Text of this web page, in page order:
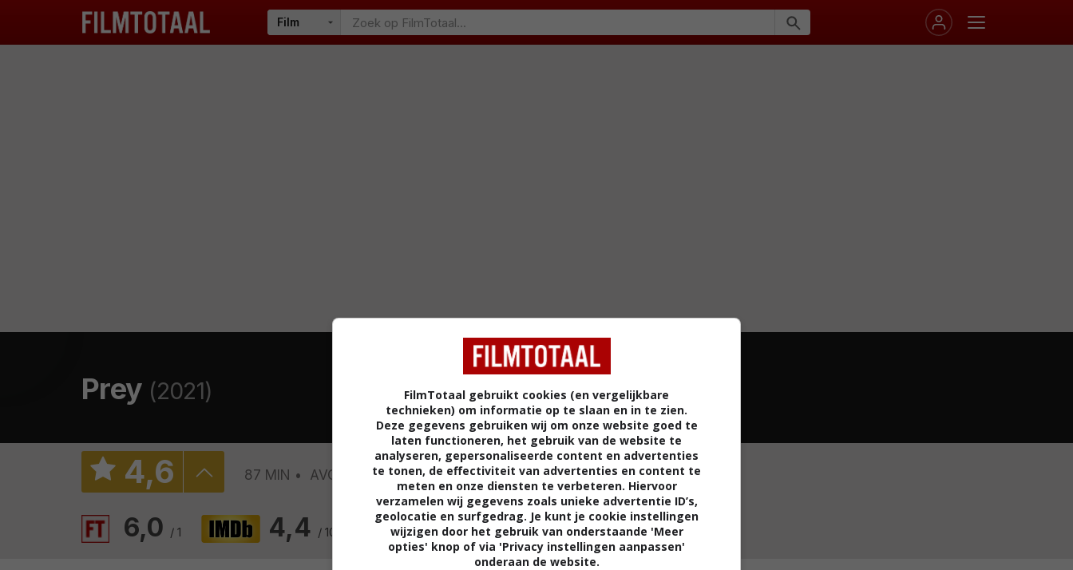
Prey (2021)
4,6 87 MIN AVONTUUR DRAMA THRILLER DUITSLAND
6,0 / 1 4,4 / 10615 2,4/ 177
FilmTotaal gebruikt cookies (en vergelijkbare
technieken) om informatie op te slaan en in te zien.
Deze gegevens gebruiken wij om onze website goed te
laten functioneren, het gebruik van de website te
analyseren, gepersonaliseerde content en advertenties
te tonen, de effectiviteit van advertenties en content te
meten en onze diensten te verbeteren. Hiervoor
verzamelen wij gegevens zoals unieke advertentie ID’s,
geolocatie en surfgedrag. Je kunt je cookie instellingen
wijzigen door het gebruik van onderstaande 'Meer
opties' knop of via 'Privacy instellingen aanpassen'
onderaan de website.